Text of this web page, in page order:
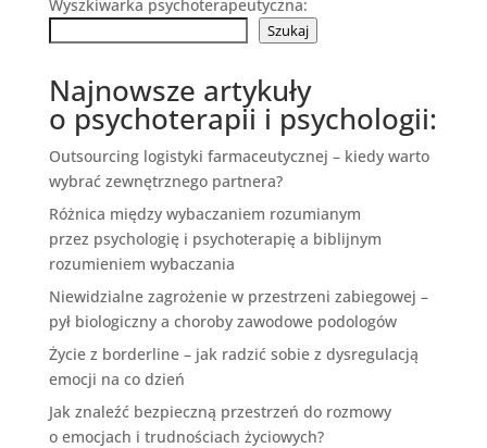
Wyszkiwarka psychoterapeutyczna:
Szukaj
Najnowsze artykuły
o psychoterapii i psychologii:
Outsourcing logistyki farmaceutycznej – kiedy warto
wybrać zewnętrznego partnera?
Różnica między wybaczaniem rozumianym
przez psychologię i psychoterapię a biblijnym
rozumieniem wybaczania
Niewidzialne zagrożenie w przestrzeni zabiegowej –
pył biologiczny a choroby zawodowe podologów
Życie z borderline – jak radzić sobie z dysregulacją
emocji na co dzień
Jak znaleźć bezpieczną przestrzeń do rozmowy
o emocjach i trudnościach życiowych?